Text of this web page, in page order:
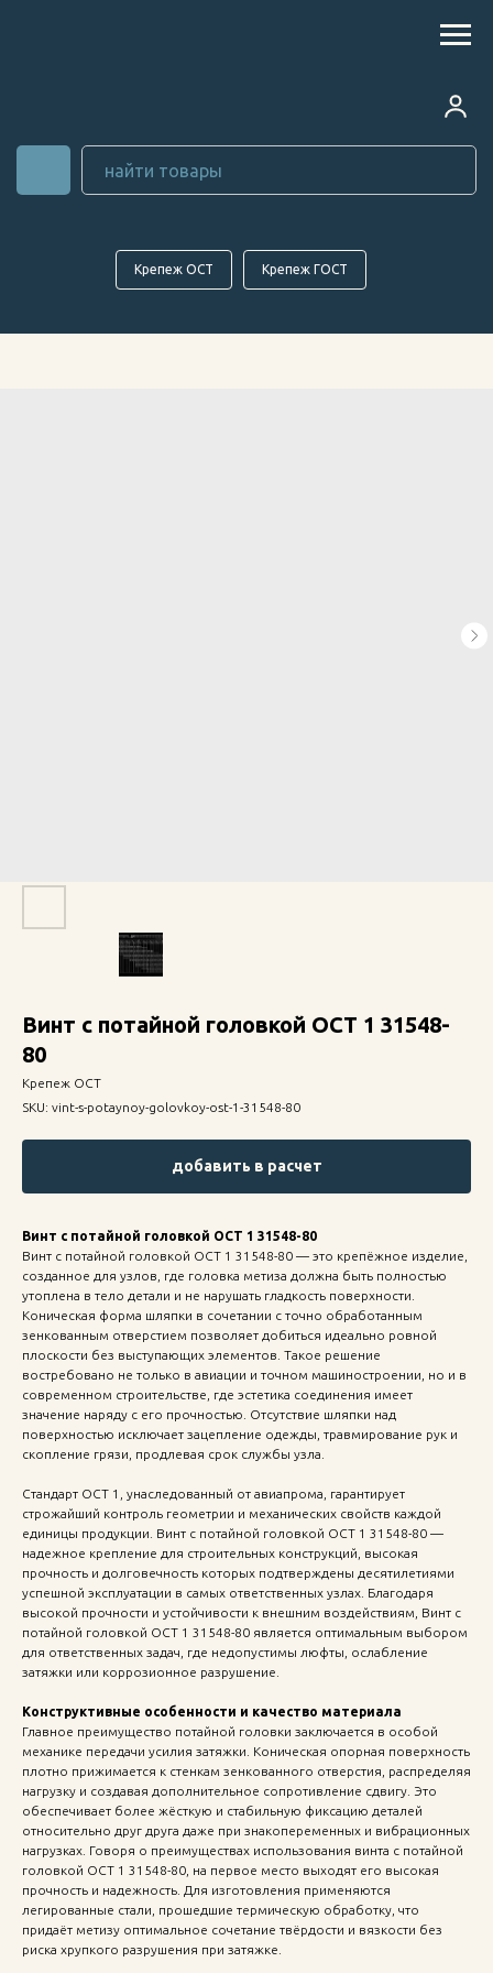
Крепеж ОСТ Крепеж ГОСТ
Винт с потайной головкой ОСТ 1 31548-
80
Крепеж ОСТ
SKU: vint-s-potaynoy-golovkoy-ost-1-31548-80
добавить в расчет
Винт с потайной головкой ОСТ 1 31548-80
Винт с потайной головкой ОСТ 1 31548-80 — это крепёжное изделие,
созданное для узлов, где головка метиза должна быть полностью
утоплена в тело детали и не нарушать гладкость поверхности.
Коническая форма шляпки в сочетании с точно обработанным
зенкованным отверстием позволяет добиться идеально ровной
плоскости без выступающих элементов. Такое решение
востребовано не только в авиации и точном машиностроении, но и в
современном строительстве, где эстетика соединения имеет
значение наряду с его прочностью. Отсутствие шляпки над
поверхностью исключает зацепление одежды, травмирование рук и
скопление грязи, продлевая срок службы узла.
Стандарт ОСТ 1, унаследованный от авиапрома, гарантирует
строжайший контроль геометрии и механических свойств каждой
единицы продукции. Винт с потайной головкой ОСТ 1 31548-80 —
надежное крепление для строительных конструкций, высокая
прочность и долговечность которых подтверждены десятилетиями
успешной эксплуатации в самых ответственных узлах. Благодаря
высокой прочности и устойчивости к внешним воздействиям, Винт с
потайной головкой ОСТ 1 31548-80 является оптимальным выбором
для ответственных задач, где недопустимы люфты, ослабление
затяжки или коррозионное разрушение.
Конструктивные особенности и качество материала
Главное преимущество потайной головки заключается в особой
механике передачи усилия затяжки. Коническая опорная поверхность
плотно прижимается к стенкам зенкованного отверстия, распределяя
нагрузку и создавая дополнительное сопротивление сдвигу. Это
обеспечивает более жёсткую и стабильную фиксацию деталей
относительно друг друга даже при знакопеременных и вибрационных
нагрузках. Говоря о преимуществах использования винта с потайной
головкой ОСТ 1 31548-80, на первое место выходят его высокая
прочность и надежность. Для изготовления применяются
легированные стали, прошедшие термическую обработку, что
придаёт метизу оптимальное сочетание твёрдости и вязкости без
риска хрупкого разрушения при затяжке.